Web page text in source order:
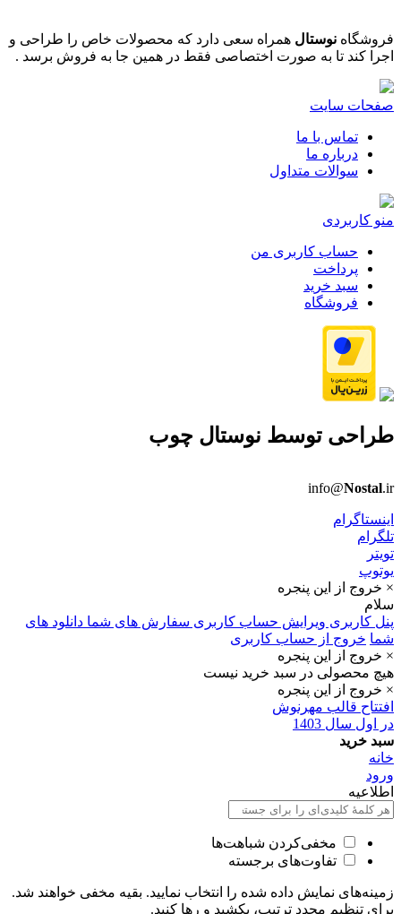
فروشگاه نوستال همراه سعی دارد که محصولات خاص را طراحی و
اجرا کند تا به صورت اختصاصی فقط در همین جا به فروش برسد .
صفحات سایت
تماس با ما
درباره ما
سوالات متداول
منو کاربردی
حساب کاربری من
پرداخت
سبد خرید
فروشگاه
طراحی توسط نوستال چوب
info@Nostal.ir
اینستاگرام
تلگرام
تویتر
یوتوپ
× خروج از این پنجره
سلام
پنل کاربری ویرایش حساب کاربری سفارش های شما دانلود های
شما خروج از حساب کاربری
× خروج از این پنجره
هیچ محصولی در سبد خرید نیست
× خروج از این پنجره
افتتاح قالب مهرنوش
در اول سال 1403
سبد خرید
خانه
ورود
اطلاعیه
مخفی‌کردن شباهت‌ها
تفاوت‌های برجسته
زمینه‌های نمایش داده شده را انتخاب نمایید. بقیه مخفی خواهند شد.
برای تنظیم مجدد ترتیب، بکشید و رها کنید.